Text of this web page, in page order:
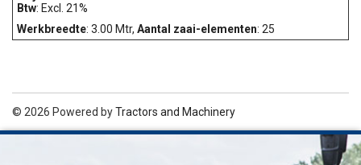
Btw: Excl. 21%
Werkbreedte: 3.00 Mtr, Aantal zaai-elementen: 25
© 2026 Powered byTractors and Machinery